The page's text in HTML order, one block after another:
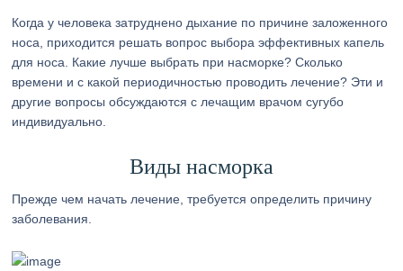
Когда у человека затруднено дыхание по причине заложенного
носа, приходится решать вопрос выбора эффективных капель
для носа. Какие лучше выбрать при насморке? Сколько
времени и с какой периодичностью проводить лечение? Эти и
другие вопросы обсуждаются с лечащим врачом сугубо
индивидуально.
Виды насморка
Прежде чем начать лечение, требуется определить причину
заболевания.